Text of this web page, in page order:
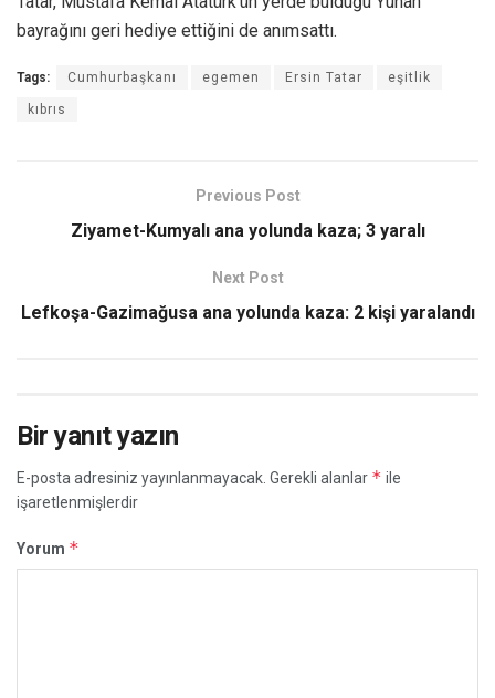
bayrağını geri hediye ettiğini de anımsattı.
Tags: Cumhurbaşkanı egemen Ersin Tatar eşitlik
kıbrıs
Previous Post
Ziyamet-Kumyalı ana yolunda kaza; 3 yaralı
Next Post
Lefkoşa-Gazimağusa ana yolunda kaza: 2 kişi yaralandı
Bir yanıt yazın
E-posta adresiniz yayınlanmayacak. Gerekli alanlar * ile
işaretlenmişlerdir
Yorum *